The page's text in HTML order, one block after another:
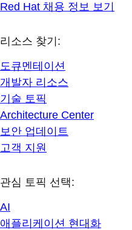
Red Hat 채용 정보 보기
리소스 찾기:
도큐멘테이션
개발자 리소스
기술 토픽
Architecture Center
보안 업데이트
고객 지원
관심 토픽 선택:
AI
애플리케이션 현대화